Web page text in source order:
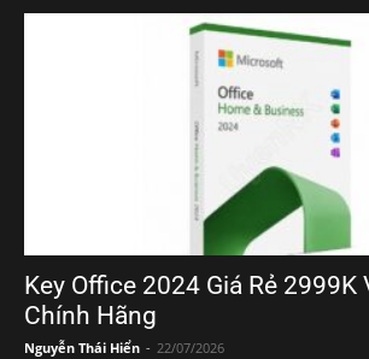
Key Office 2024 Giá Rẻ 2999K
Chính Hãng
Nguyễn Thái Hiển - 22/07/2026